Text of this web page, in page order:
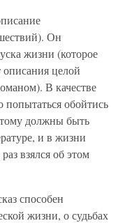
Он
жизни (которое
целой
В качестве
попытаться обойтись
должны быть
и в жизни
взялся об этом
способен
жизни, о судьбах